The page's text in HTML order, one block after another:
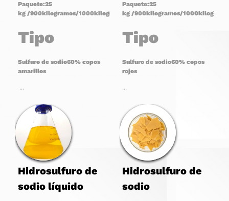
Paquete:25
kg /900kilogramos/1000kilogramos bolso
Tipo
Sulfuro de sodio60% copos
amarillos
...
Paquete:25
kg/900kilogramos/1000
Tipo
Sulfuro de sodio60% copos
rojos
...
Hidrosulfuro de
sodio líquido
Hidrosulfuro de
sodio